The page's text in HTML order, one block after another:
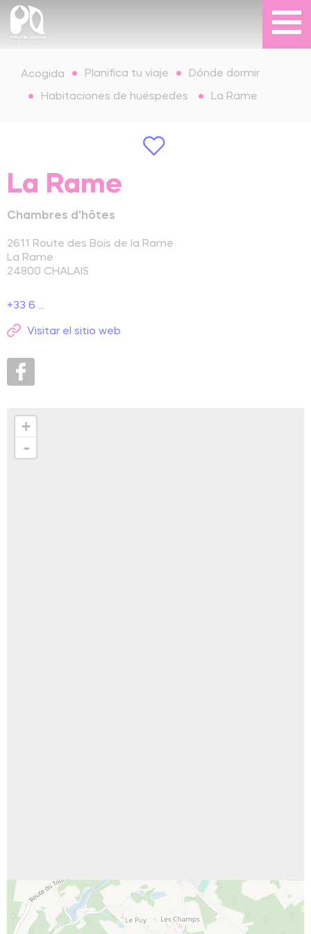
Acogida Planifica tu viaje Dónde dormir
Habitaciones de huéspedes La Rame
La Rame
Chambres d'hôtes
2611 Route des Bois de la Rame
La Rame
24800 CHALAIS
+33 6 ...
Visitar el sitio web
+
-